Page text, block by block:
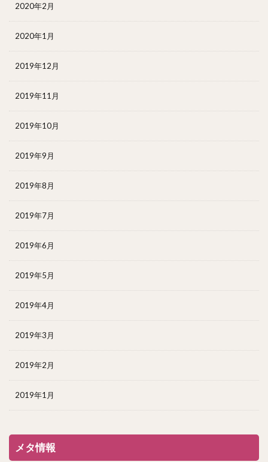
2020年2月
2020年1月
2019年12月
2019年11月
2019年10月
2019年9月
2019年8月
2019年7月
2019年6月
2019年5月
2019年4月
2019年3月
2019年2月
2019年1月
メタ情報